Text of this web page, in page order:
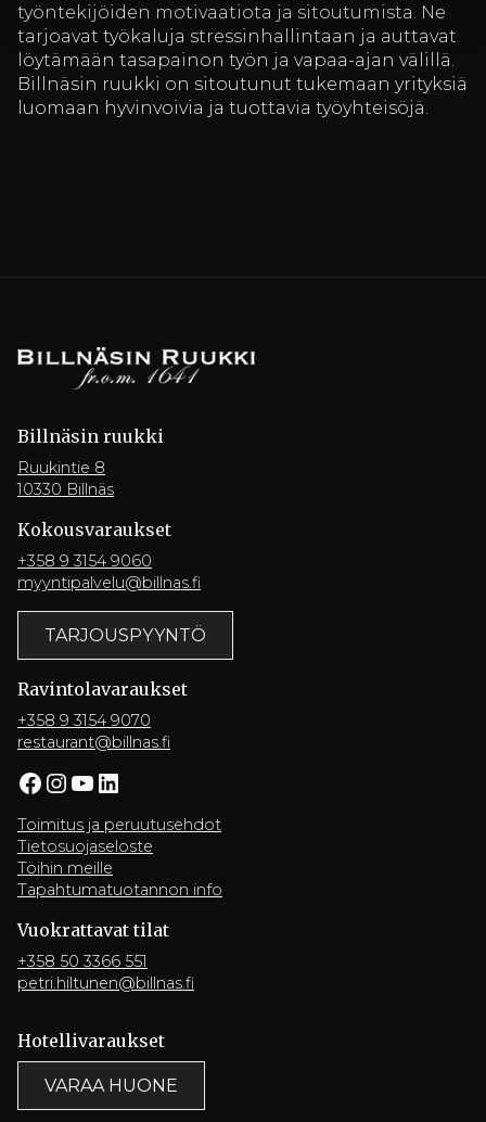
työntekijöiden motivaatiota ja sitoutumista. Ne
tarjoavat työkaluja stressinhallintaan ja auttavat
löytämään tasapainon työn ja vapaa-ajan välillä.
Billnäsin ruukki on sitoutunut tukemaan yrityksiä
luomaan hyvinvoivia ja tuottavia työyhteisöjä.
Billnäsin ruukki
Ruukintie 8
10330 Billnäs
Kokousvaraukset
+358 9 3154 9060
myyntipalvelu@billnas.fi
TARJOUSPYYNTÖ
Ravintola­varaukset
+358 9 3154 9070
restaurant@billnas.fi
Facebook InstagramYouTube LinkedIn
Toimitus ja peruutusehdot
Tietosuojaseloste
Töihin meille
Tapahtumatuotannon info
Vuokrattavat tilat
+358 50 3366 551
petri.hiltunen@billnas.fi
Hotelli­varaukset
VARAA HUONE